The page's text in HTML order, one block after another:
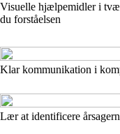
Visuelle hjælpemidler i
du forståelsen
Klar kommunikation i
Lær at identificere